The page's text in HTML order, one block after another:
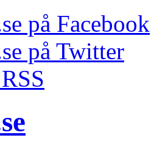
på Facebook
på Twitter